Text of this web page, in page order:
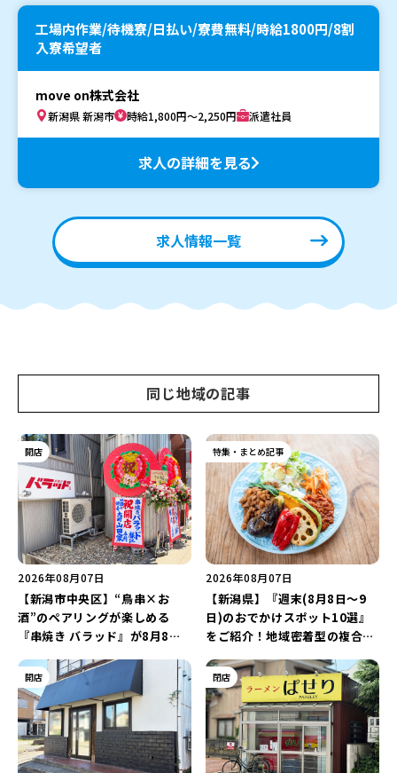
工場内作業/待機寮/日払い/寮費無料/時給1800円/8割
入寮希望者
move on株式会社
新潟県 新潟市 時給1,800円～2,250円 派遣社員
求人の詳細を見る
求人情報一覧
同じ地域の記事
開店
2026年08月07日
【新潟市中央区】“鳥串×お
酒”のペアリングが楽しめる
『串焼き バラッド』が8月8日
インアップ♪
特集・まとめ記事
2026年08月07日
【新潟県】『週末(8月8日～9
日)のおでかけスポット10選』
をご紹介！地域密着型の複合施
ナ丸大新潟のサマーフェスタ
2026」がおすすめ♪
開店 閉店